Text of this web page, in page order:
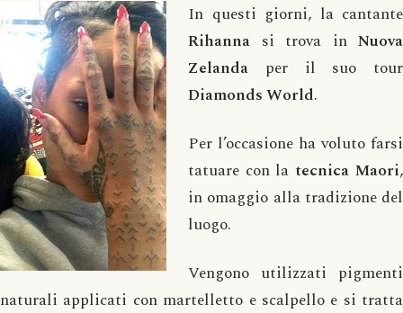
In questi giorni, la cantante
Rihanna si trova in Nuova
Zelanda per il suo tour
Diamonds World.
Per l’occasione ha voluto farsi
tatuare con la tecnica Maori,
in omaggio alla tradizione del
luogo.
Vengono utilizzati pigmenti
naturali applicati con martelletto e scalpello e si tratta